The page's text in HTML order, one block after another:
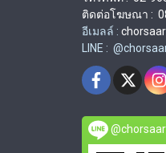
ติดต่อโฆษณา :
อีเมลล์ :
LINE :